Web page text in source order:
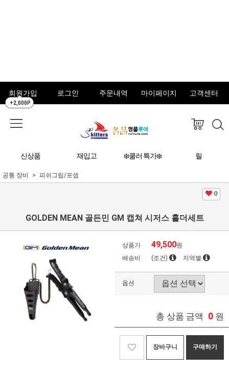
회원가입
+2,000P
로그인 주문내역 마이페이지 고객센터
신상품 재입고 ❄️쿨러 특가❄️ 릴
공통 장비 피쉬그립/포셉
0
GOLDEN MEAN 골든민 GM 캡쳐 시저스 홀더세트
상품가 49,500원
배송비
(조건) 지역별
옵션
총 상품 금액 0 원
장바구니 구매하기